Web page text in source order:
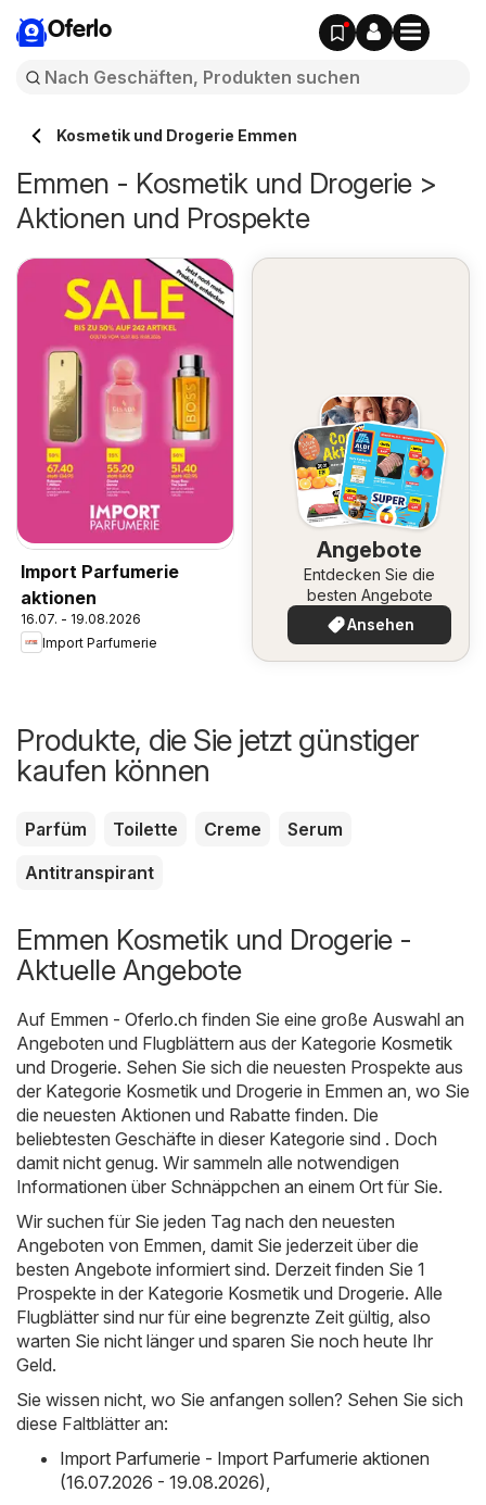
Oferlo
Kosmetik und Drogerie Emmen
Emmen - Kosmetik und Drogerie >
Aktionen und Prospekte
Import Parfumerie
aktionen
16.07. - 19.08.2026
Import Parfumerie
Angebote
Entdecken Sie die
besten Angebote
Ansehen
Produkte, die Sie jetzt günstiger
kaufen können
Parfüm Toilette Creme
Serum
Antitranspirant
Emmen Kosmetik und Drogerie -
Aktuelle Angebote
Auf Emmen - Oferlo.ch finden Sie eine große Auswahl an
Angeboten und Flugblättern aus der Kategorie Kosmetik
und Drogerie. Sehen Sie sich die neuesten Prospekte aus
der Kategorie Kosmetik und Drogerie in Emmen an, wo Sie
die neuesten Aktionen und Rabatte finden. Die
beliebtesten Geschäfte in dieser Kategorie sind . Doch
damit nicht genug. Wir sammeln alle notwendigen
Informationen über Schnäppchen an einem Ort für Sie.
Wir suchen für Sie jeden Tag nach den neuesten
Angeboten von Emmen, damit Sie jederzeit über die
besten Angebote informiert sind. Derzeit finden Sie 1
Prospekte in der Kategorie Kosmetik und Drogerie. Alle
Flugblätter sind nur für eine begrenzte Zeit gültig, also
warten Sie nicht länger und sparen Sie noch heute Ihr
Geld.
Sie wissen nicht, wo Sie anfangen sollen? Sehen Sie sich
diese Faltblätter an:
Import Parfumerie - Import Parfumerie aktionen
(16.07.2026 - 19.08.2026),